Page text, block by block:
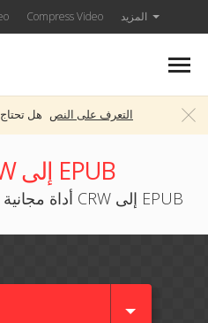
Compress Video المزيد
هل التعرف على النص
محول CRW إلى EPUB
أداة مجانية عبر الإنترنت لتحويل صور CRW إلى EPUB